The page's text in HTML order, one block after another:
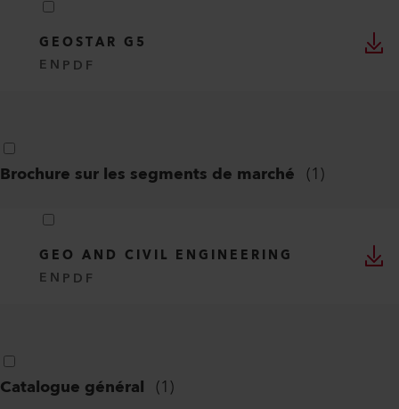
GEOSTAR G5
EN PDF
Brochure sur les segments de marché (1)
GEO AND CIVIL ENGINEERING
EN PDF
Catalogue général (1)